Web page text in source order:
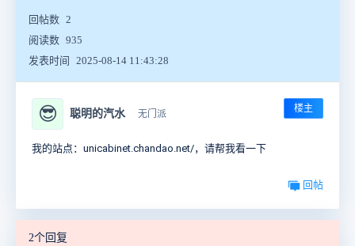
回帖数 2
阅读数 935
发表时间
2025-08-14 11:43:28
😎 聪明的汽水 无门派 楼主
我的站点： unicabinet.chandao.net/，请帮我看一下
回帖
2个回复